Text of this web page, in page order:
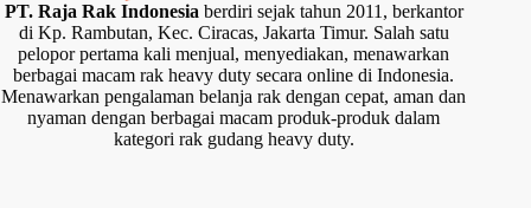
PT. Raja Rak Indonesiaberdiri sejak tahun 2011, berkantor
di Kp. Rambutan, Kec. Ciracas, Jakarta Timur. Salah satu
pelopor pertama kali menjual, menyediakan, menawarkan
berbagai macam rak heavy duty secara online di Indonesia.
Menawarkan pengalaman belanja rak dengan cepat, aman dan
nyaman dengan berbagai macam produk-produk dalam
kategori rak gudang heavy duty.